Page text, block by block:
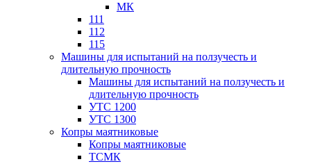
МК
111
112
115
Машины для испытаний на ползучесть и
длительную прочность
Машины для испытаний на ползучесть и
длительную прочность
УТС 1200
УТС 1300
Копры маятниковые
Копры маятниковые
ТСМК